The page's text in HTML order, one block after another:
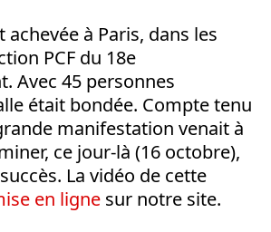
achevée à Paris, dans les
PCF du 18e
Avec 45 personnes
était bondée. Compte tenu
manifestation venait à
ce jour-là (16 octobre),
La vidéo de cette
en ligne sur notre site.